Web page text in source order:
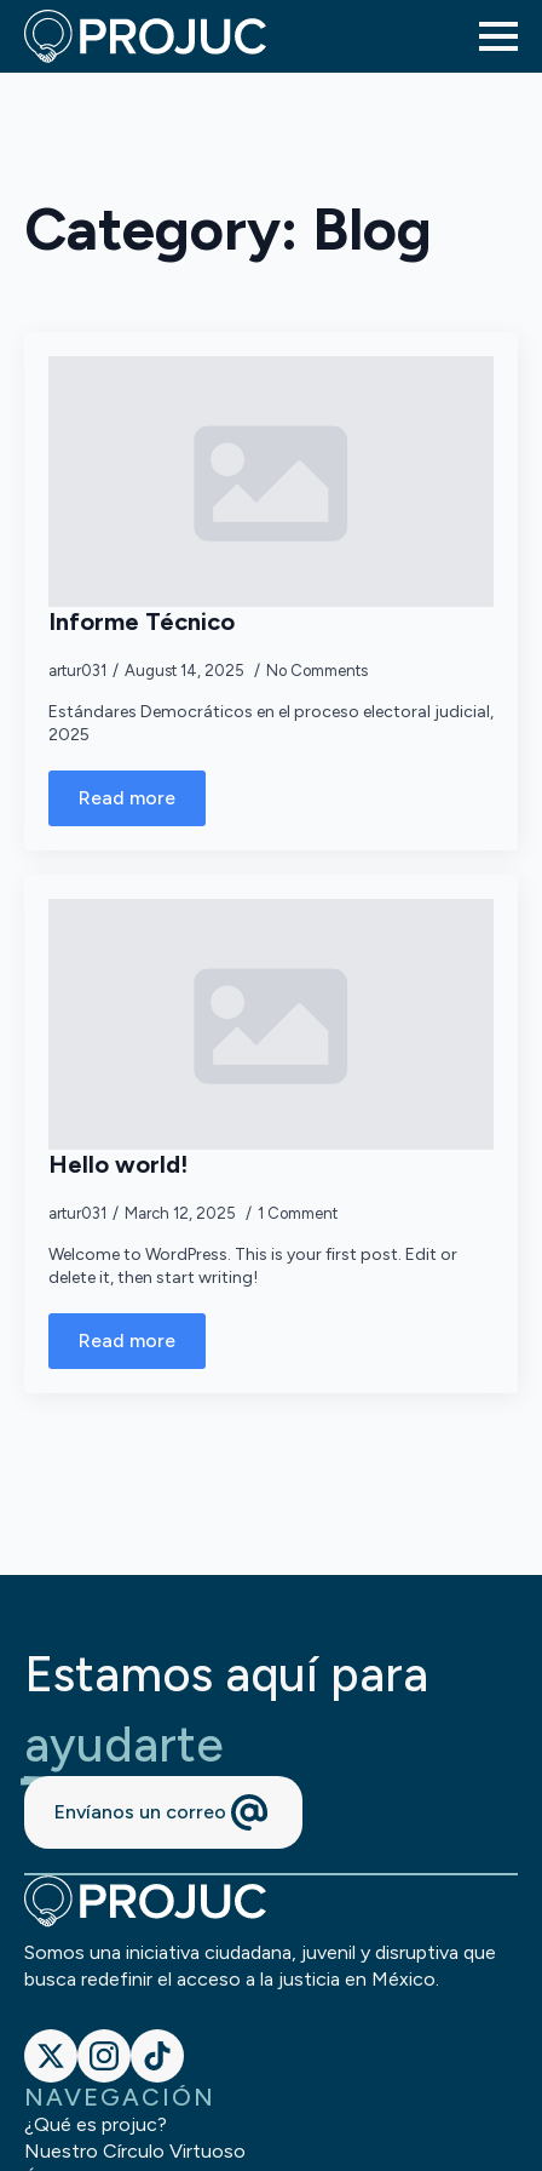
Category: Blog
Informe Técnico
artur031 August 14, 2025 No Comments
Estándares Democráticos en el proceso electoral judicial,
2025
Read more
Hello world!
artur031 March 12, 2025 1 Comment
Welcome to WordPress. This is your first post. Edit or
delete it, then start writing!
Read more
Estamos aquí para
ayudarte
Envíanos un correo
Somos una iniciativa ciudadana, juvenil y disruptiva que
busca redefinir el acceso a la justicia en México.
NAVEGACIÓN
¿Qué es projuc?
Nuestro Círculo Virtuoso